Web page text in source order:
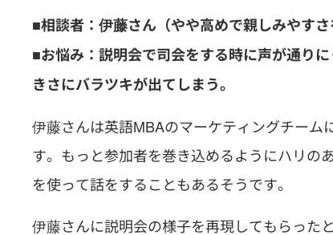
■相談者：伊藤さん（やや高めで親しみやすさ
■お悩み：説明会で司会をする時に声が通り
きさにバラツキが出てしまう。
伊藤さんは英語MBAのマーケティングチー
す。もっと参加者を巻き込めるようにハリの
を使って話をすることもあるそうです。
伊藤さんに説明会の様子を再現してもらった